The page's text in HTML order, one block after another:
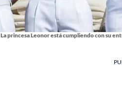
La princesa Leonor está cumpliendo con su